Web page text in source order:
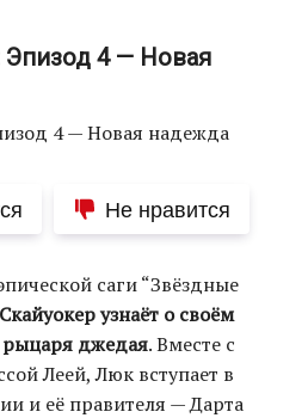
4 — Новая
Не нравится
саги “Звёздные
узнаёт о своём
рыцаря джедая. Вместе с
Леей, Люк вступает в
и её правителя — Дарта